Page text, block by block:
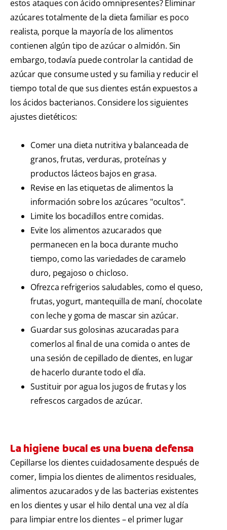
estos ataques con ácido omnipresentes? Eliminar
azúcares totalmente de la dieta familiar es poco
realista, porque la mayoría de los alimentos
contienen algún tipo de azúcar o almidón. Sin
embargo, todavía puede controlar la cantidad de
azúcar que consume usted y su familia y reducir el
tiempo total de que sus dientes están expuestos a
los ácidos bacterianos. Considere los siguientes
ajustes dietéticos:
Comer una dieta nutritiva y balanceada de
granos, frutas, verduras, proteínas y
productos lácteos bajos en grasa.
Revise en las etiquetas de alimentos la
información sobre los azúcares "ocultos".
Limite los bocadillos entre comidas.
Evite los alimentos azucarados que
permanecen en la boca durante mucho
tiempo, como las variedades de caramelo
duro, pegajoso o chicloso.
Ofrezca refrigerios saludables, como el queso,
frutas, yogurt, mantequilla de maní, chocolate
con leche y goma de mascar sin azúcar.
Guardar sus golosinas azucaradas para
comerlos al final de una comida o antes de
una sesión de cepillado de dientes, en lugar
de hacerlo durante todo el día.
Sustituir por agua los jugos de frutas y los
refrescos cargados de azúcar.
La higiene bucal es una buena defensa
Cepillarse los dientes cuidadosamente después de
comer, limpia los dientes de alimentos residuales,
alimentos azucarados y de las bacterias existentes
en los dientes y usar el hilo dental una vez al día
para limpiar entre los dientes – el primer lugar